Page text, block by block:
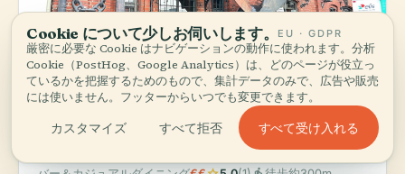
Cookie について少しお伺いします。 EU · GDPR
厳密に必要な Cookie はナビゲーションの動作に使われます。分析
Cookie（PostHog、Google Analytics）は、どのページが役立っ
ているかを把握するためのもので、集計データのみで、広告や販売
には使いません。フッターからいつでも変更できます。
カスタマイズ すべて拒否 すべて受け入れる